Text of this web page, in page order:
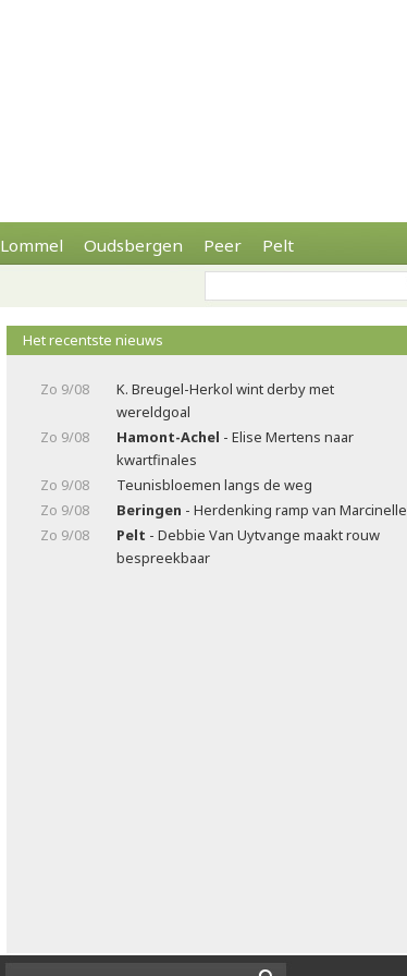
Lommel Oudsbergen Peer Pelt
Het recentste nieuws
Zo 9/08
K. Breugel-Herkol wint derby met
wereldgoal
Zo 9/08
Hamont-Achel - Elise Mertens naar
kwartfinales
Zo 9/08
Teunisbloemen langs de weg
Zo 9/08
Beringen - Herdenking ramp van Marcinelle
Zo 9/08
Pelt - Debbie Van Uytvange maakt rouw
bespreekbaar